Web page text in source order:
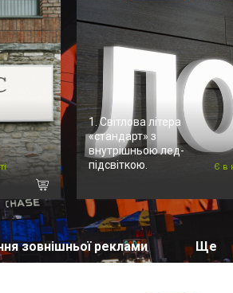
1. Світлова літера
«стандарт» з
внутрішньою лед-
підсвіткою.
Є в
зовнішньої реклами Ще